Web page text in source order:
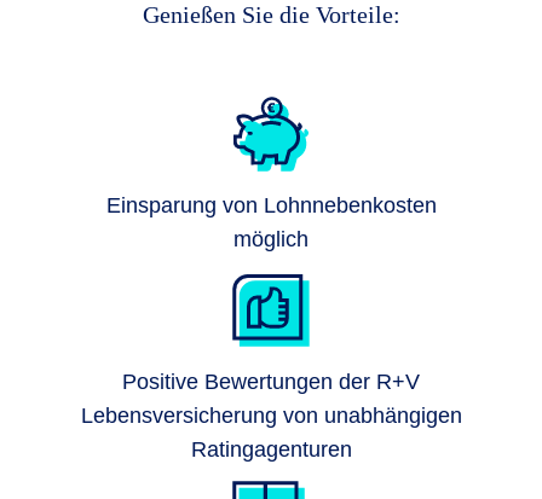
Genießen Sie die Vorteile:
Einsparung von Lohnnebenkosten
möglich
Positive Bewertungen der R+V
Lebensversicherung von unabhängigen
Ratingagenturen